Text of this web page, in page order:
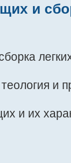
и
и
и их